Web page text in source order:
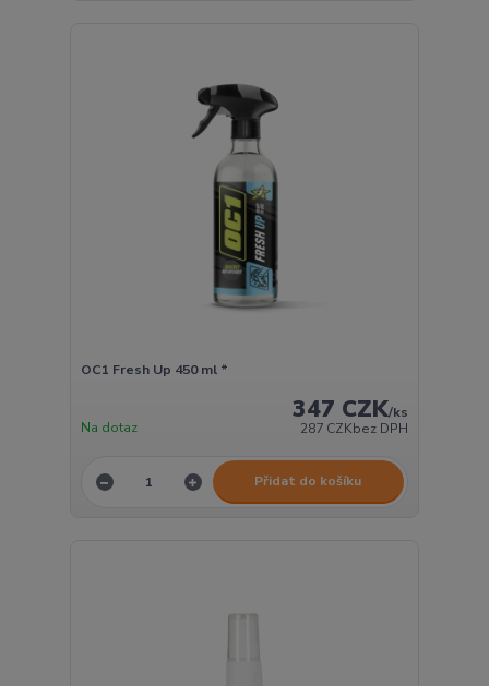
OC1 Fresh Up 450 ml *
347 CZK/ks
287 CZKbez DPH
Na dotaz
Přidat do košíku